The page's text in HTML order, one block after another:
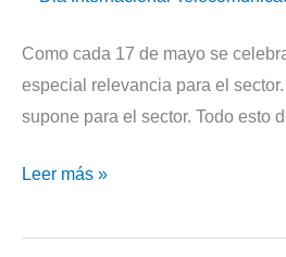
Como cada 17 de mayo se
especial relevancia para el
supone para el sector. Todo esto
Día
de
Leer más »